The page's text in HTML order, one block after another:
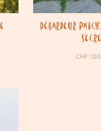
Débardeur
CHF